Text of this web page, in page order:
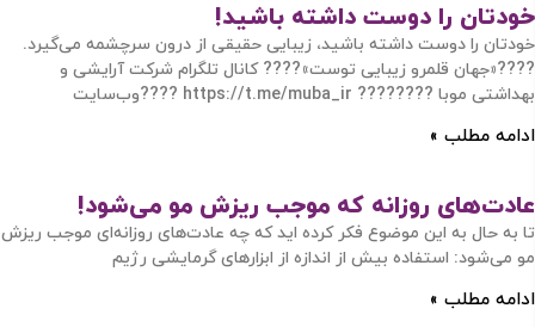
خودتان را دوست داشته باشید!
خودتان را دوست داشته باشید، زیبایی حقیقی از درون سرچشمه می‌گیرد.
????«جهان قلمرو زیبایی توست»???? کانال تلگرام شرکت آرایشی و
بهداشتی موبا ???????? https://t.me/muba_ir ????وب‌سایت
ادامه مطلب »
عادت‌های روزانه که موجب ریزش مو می‌شود!
تا به حال به این موضوع فکر کرده اید که چه عادت‌های روزانه‌ای موجب ریزش
مو می‌شود: استفاده بیش از اندازه از ابزارهای گرمایشی رژیم
ادامه مطلب »
محافظت شده توسط